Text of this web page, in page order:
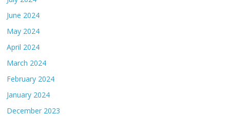
June 2024
May 2024
April 2024
March 2024
February 2024
January 2024
December 2023